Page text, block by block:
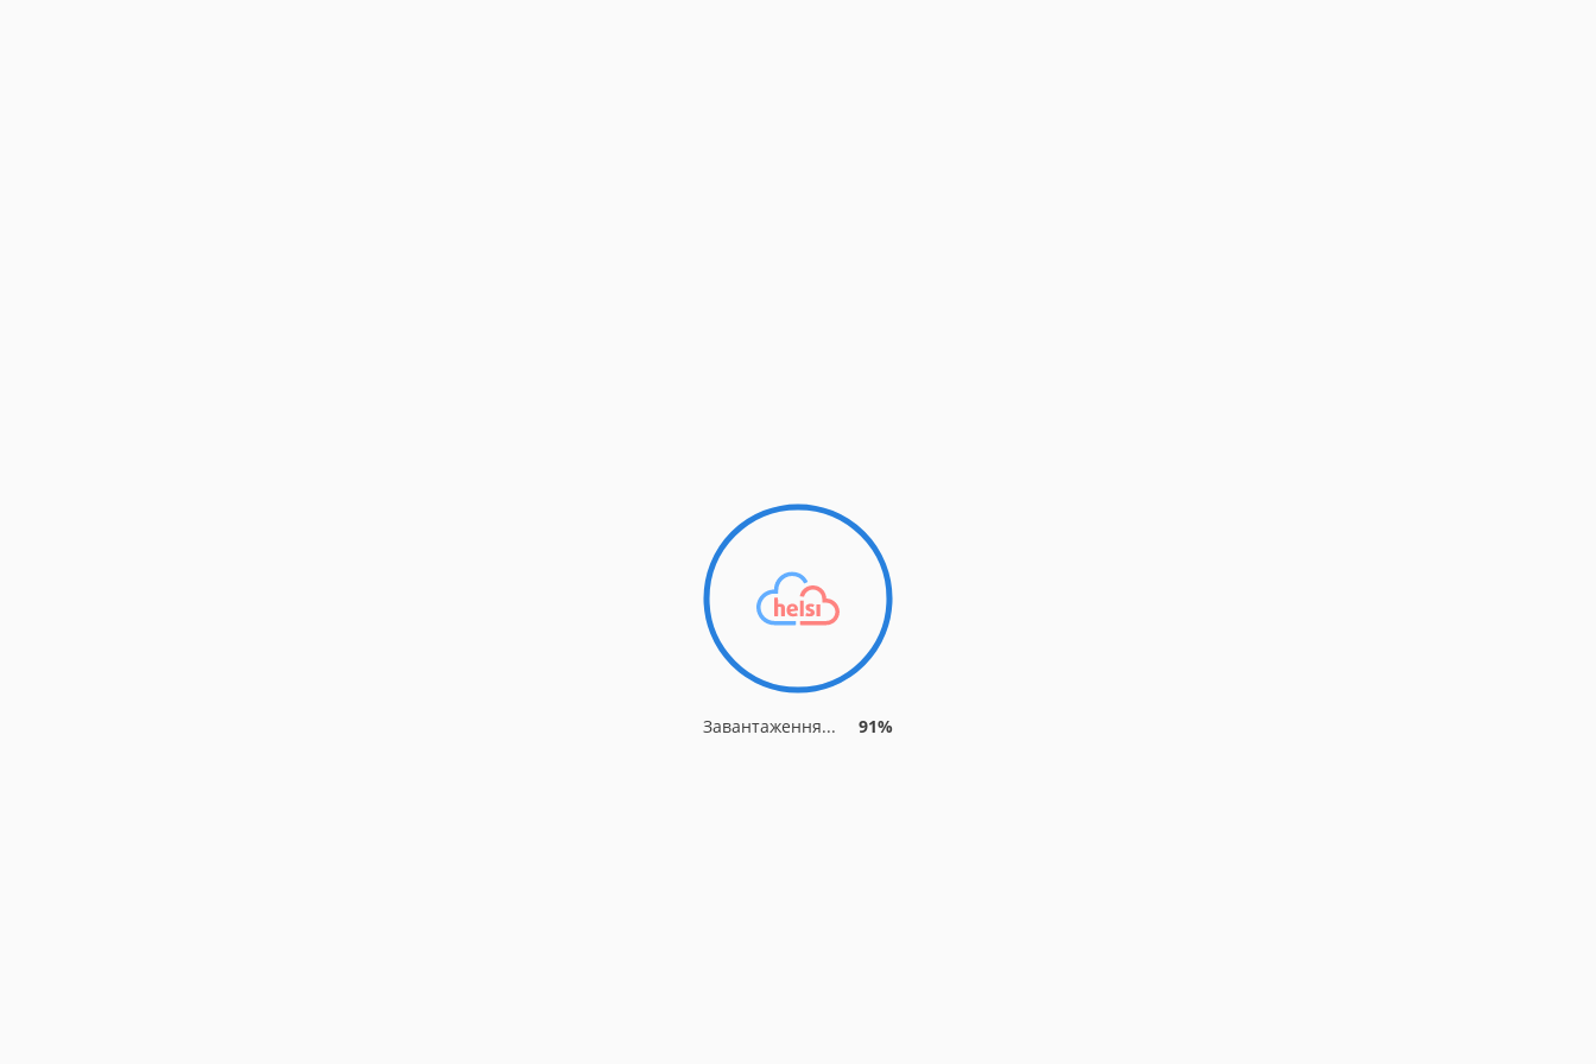
Завантаження... 91%